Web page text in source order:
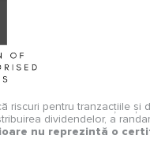
riscuri pentru tranzacțiile
dividendelor, a
nu reprezintă o